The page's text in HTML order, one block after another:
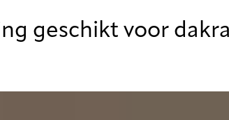
geschikt voor